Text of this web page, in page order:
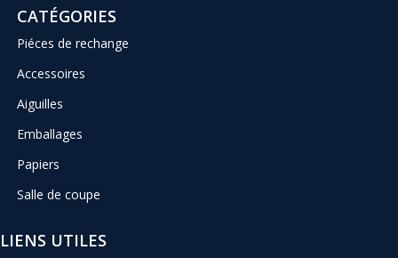
CATÉGORIES
Piéces de rechange
Accessoires
Aiguilles
Emballages
Papiers
Salle de coupe
LIENS UTILES